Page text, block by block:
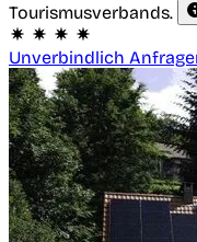
Tourismusverbands.
Unverbindlich